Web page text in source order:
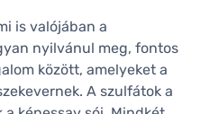
is valójában a
nyilvánul meg, fontos
között, amelyeket a
A szulfátok a